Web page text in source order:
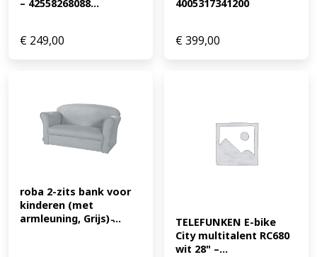
– 42558268088...
€ 249,00
4005317341200
€399,00
roba 2-zits bank voor
kinderen (met
armleuning, Grijs) ̵...
TELEFUNKEN E-bike
City multitalent RC680
wit 28" –...